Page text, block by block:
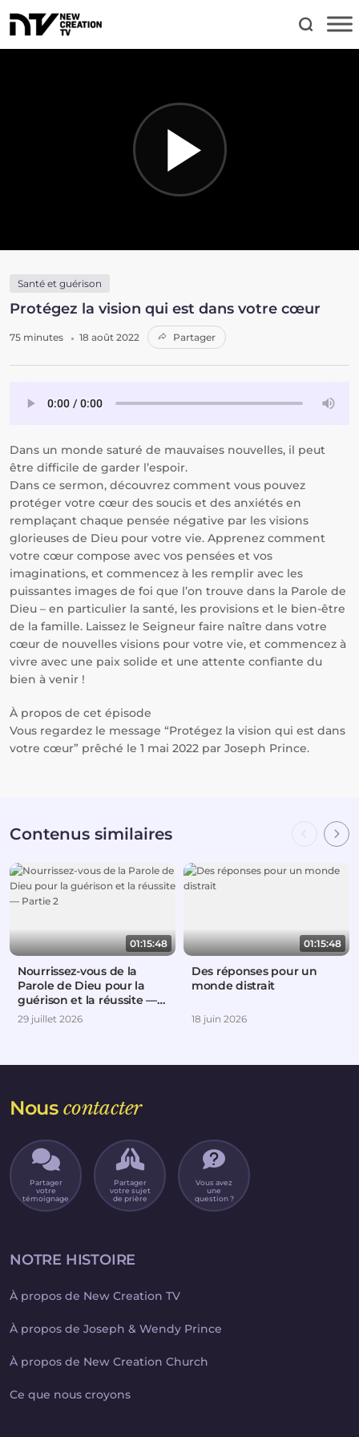
Santé et guérison
Protégez la vision qui est dans votre cœur
75 minutes 18 août 2022 Partager
Dans un monde saturé de mauvaises nouvelles, il peut
être difficile de garder l’espoir.
Dans ce sermon, découvrez comment vous pouvez
protéger votre cœur des soucis et des anxiétés en
remplaçant chaque pensée négative par les visions
glorieuses de Dieu pour votre vie. Apprenez comment
votre cœur compose avec vos pensées et vos
imaginations, et commencez à les remplir avec les
puissantes images de foi que l’on trouve dans la Parole de
Dieu – en particulier la santé, les provisions et le bien-être
de la famille. Laissez le Seigneur faire naître dans votre
cœur de nouvelles visions pour votre vie, et commencez à
vivre avec une paix solide et une attente confiante du
bien à venir !
À propos de cet épisode
Vous regardez le message “Protégez la vision qui est dans
votre cœur” prêché le 1 mai 2022 par Joseph Prince.
Contenus similaires
01:15:48
Nourrissez-vous de la
Parole de Dieu pour la
guérison et la réussite —
Partie 2
29 juillet 2026
01:15:48
Des réponses pour un
monde distrait
18 juin 2026
Nouscontacter
Partager
votre
témoignage
Partager
votre sujet
de prière
Vous avez
une
question ?
NOTRE HISTOIRE
À propos de New Creation TV
À propos de Joseph & Wendy Prince
À propos de New Creation Church
Ce que nous croyons